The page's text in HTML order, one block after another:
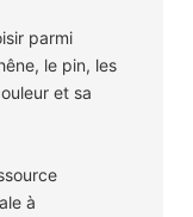
parmi
le pin, les
et sa
à